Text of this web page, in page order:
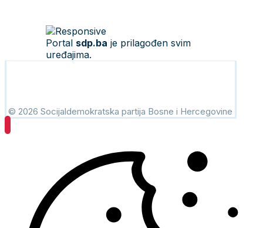
Portal sdp.ba je prilagođen svim
uređajima.
© 2026 Socijaldemokratska partija Bosne i Hercegovine